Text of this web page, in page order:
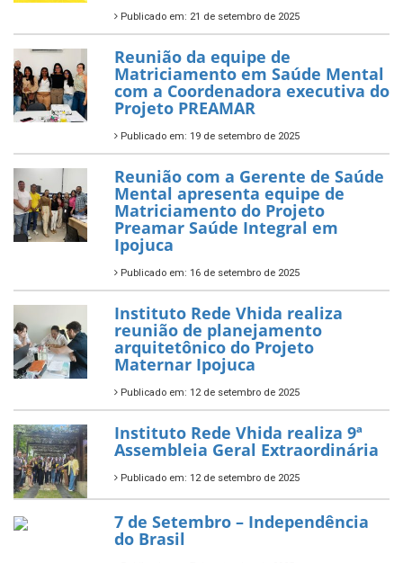
Publicado em: 21 de setembro de 2025
Reunião da equipe de
Matriciamento em Saúde Mental
com a Coordenadora executiva do
Projeto PREAMAR
Publicado em: 19 de setembro de 2025
Reunião com a Gerente de Saúde
Mental apresenta equipe de
Matriciamento do Projeto
Preamar Saúde Integral em
Ipojuca
Publicado em: 16 de setembro de 2025
Instituto Rede Vhida realiza
reunião de planejamento
arquitetônico do Projeto
Maternar Ipojuca
Publicado em: 12 de setembro de 2025
Instituto Rede Vhida realiza 9ª
Assembleia Geral Extraordinária
Publicado em: 12 de setembro de 2025
7 de Setembro – Independência
do Brasil